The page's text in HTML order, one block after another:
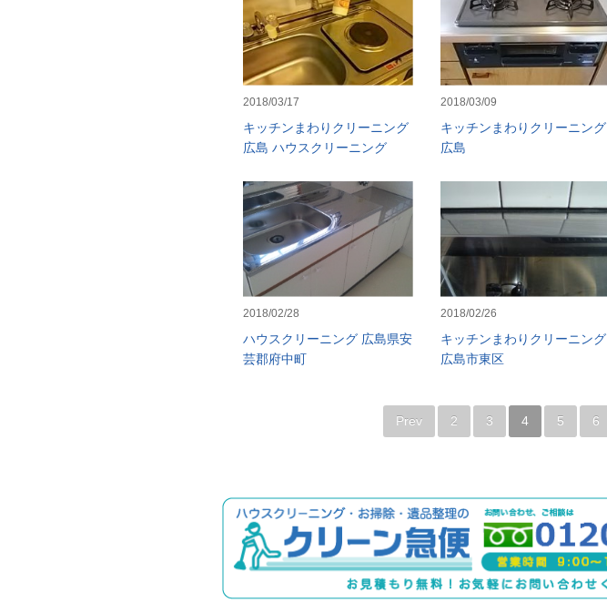
2018/03/17
キッチンまわりクリーニング
広島 ハウスクリーニング
2018/03/09
キッチンまわりクリーニング
広島
2018/02/28
ハウスクリーニング 広島県安
芸郡府中町
2018/02/26
キッチンまわりクリーニング
広島市東区
Prev 2 3 4 5 6